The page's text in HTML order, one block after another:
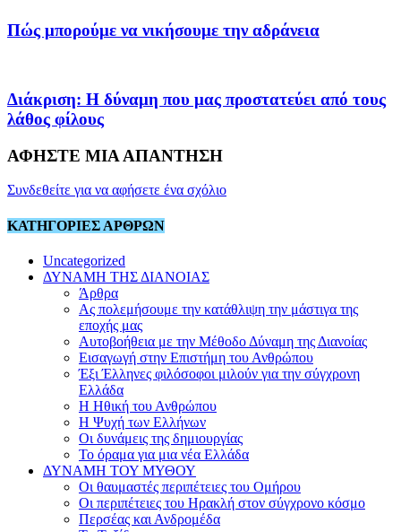
Πώς μπορούμε να νικήσουμε την αδράνεια
Διάκριση: Η δύναμη που μας προστατεύει από τους
λάθος φίλους
ΑΦΗΣΤΕ ΜΙΑ ΑΠΑΝΤΗΣΗ
Συνδεθείτε για να αφήσετε ένα σχόλιο
ΚΑΤΗΓΟΡΙΕΣ ΑΡΘΡΩΝ
Uncategorized
ΔΥΝΑΜΗ ΤΗΣ ΔΙΑΝΟΙΑΣ
Άρθρα
Ας πολεμήσουμε την κατάθλιψη την μάστιγα της
εποχής μας
Αυτοβοήθεια με την Μέθοδο Δύναμη της Διανοίας
Εισαγωγή στην Επιστήμη του Ανθρώπου
Έξι Έλληνες φιλόσοφοι μιλούν για την σύγχρονη
Ελλάδα
Η Ηθική του Ανθρώπου
Η Ψυχή των Ελλήνων
Οι δυνάμεις της δημιουργίας
Το όραμα για μια νέα Ελλάδα
ΔΥΝΑΜΗ ΤΟΥ ΜΥΘΟΥ
Οι θαυμαστές περιπέτειες του Ομήρου
Οι περιπέτειες του Ηρακλή στον σύγχρονο κόσμο
Περσέας και Ανδρομέδα